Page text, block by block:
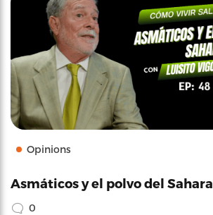
Opinions
Asmáticos y el polvo del Sahara
0